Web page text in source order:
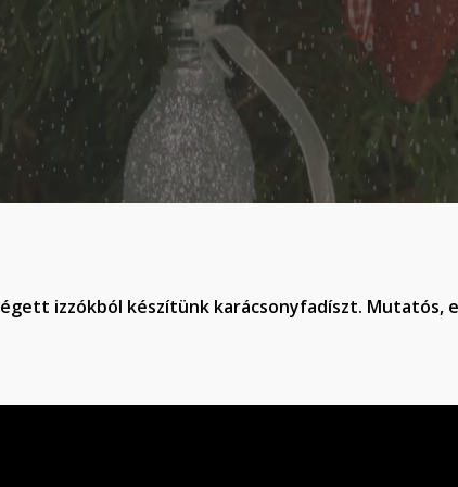
izzókból készítünk karácsonyfadíszt. Mutatós,